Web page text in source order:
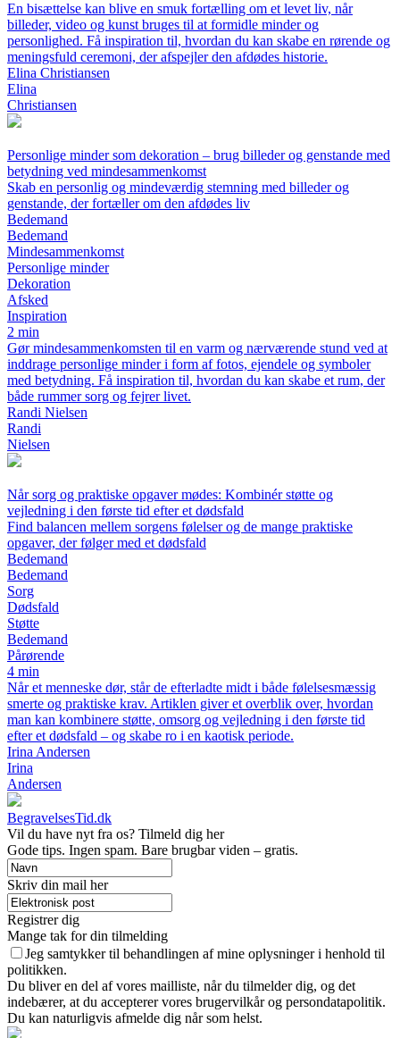
En bisættelse kan blive en smuk fortælling om et levet liv, når
billeder, video og kunst bruges til at formidle minder og
personlighed. Få inspiration til, hvordan du kan skabe en rørende og
meningsfuld ceremoni, der afspejler den afdødes historie.
Elina Christiansen
Elina
Christiansen
Personlige minder som dekoration – brug billeder og genstande med
betydning ved mindesammenkomst
Skab en personlig og mindeværdig stemning med billeder og
genstande, der fortæller om den afdødes liv
Bedemand
Bedemand
Mindesammenkomst
Personlige minder
Dekoration
Afsked
Inspiration
2 min
Gør mindesammenkomsten til en varm og nærværende stund ved at
inddrage personlige minder i form af fotos, ejendele og symboler
med betydning. Få inspiration til, hvordan du kan skabe et rum, der
både rummer sorg og fejrer livet.
Randi Nielsen
Randi
Nielsen
Når sorg og praktiske opgaver mødes: Kombinér støtte og
vejledning i den første tid efter et dødsfald
Find balancen mellem sorgens følelser og de mange praktiske
opgaver, der følger med et dødsfald
Bedemand
Bedemand
Sorg
Dødsfald
Støtte
Bedemand
Pårørende
4 min
Når et menneske dør, står de efterladte midt i både følelsesmæssig
smerte og praktiske krav. Artiklen giver et overblik over, hvordan
man kan kombinere støtte, omsorg og vejledning i den første tid
efter et dødsfald – og skabe ro i en kaotisk periode.
Irina Andersen
Irina
Andersen
BegravelsesTid.dk
Vil du have nyt fra os? Tilmeld dig her
Gode tips. Ingen spam. Bare brugbar viden – gratis.
Skriv din mail her
Registrer dig
Mange tak for din tilmelding
Jeg samtykker til behandlingen af mine oplysninger i henhold til
politikken.
Du bliver en del af vores mailliste, når du tilmelder dig, og det
indebærer, at du accepterer vores brugervilkår og persondatapolitik.
Du kan naturligvis afmelde dig når som helst.